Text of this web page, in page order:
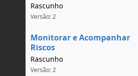
Rascunho
Versão: 2
Monitorar e Acompanhar
Riscos
Rascunho
Versão: 2